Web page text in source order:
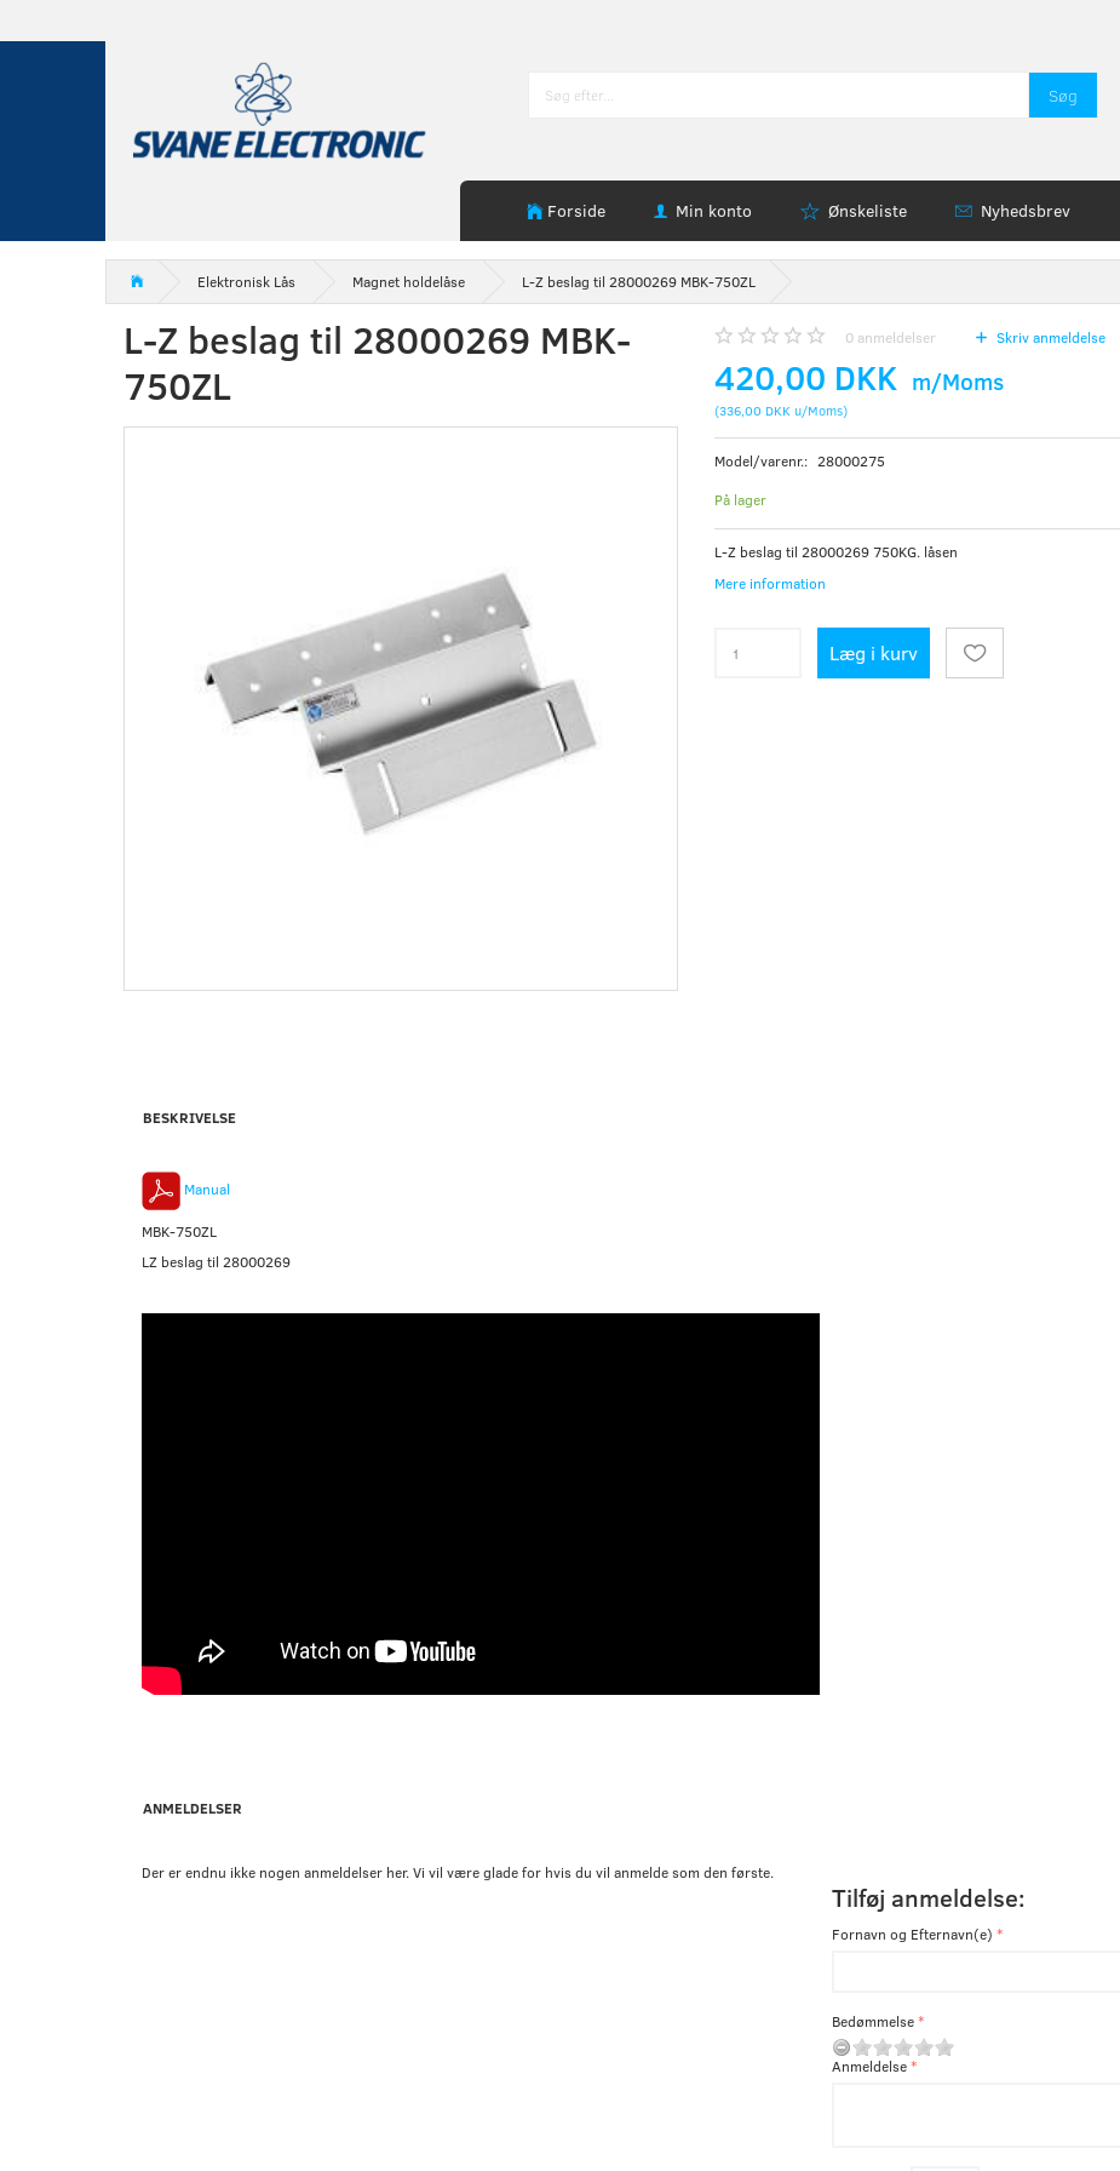
Søg
Forside Min konto Ønskeliste Nyhedsbrev
Elektronisk Lås Magnet holdelåse L-Z beslag til 28000269 MBK-750ZL
L-Z beslag til 28000269 MBK-
750ZL
0anmeldelser Skriv anmeldelse
420,00 DKK m/Moms
(336,00 DKKu/Moms)
Model/varenr.: 28000275
På lager
L-Z beslag til 28000269 750KG. låsen
Mere information
Læg i kurv
BESKRIVELSE
Manual
MBK-750ZL
LZ beslag til 28000269
ANMELDELSER
Der er endnu ikke nogen anmeldelser her. Vi vil være glade for hvis du vil anmelde som den første.
Tilføj anmeldelse:
Fornavn og Efternavn(e)
Bedømmelse
Anmeldelse